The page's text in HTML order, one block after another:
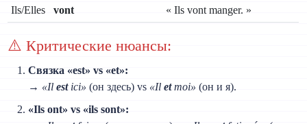
Ils/Elles vont « Ils vont manger. »
⚠️ Критические нюансы:
Связка «est» vs «et»:
→ «Ilestici» (он здесь) vs «Iletmoi» (он и я).
«Ils ont» vs «ils sont»: